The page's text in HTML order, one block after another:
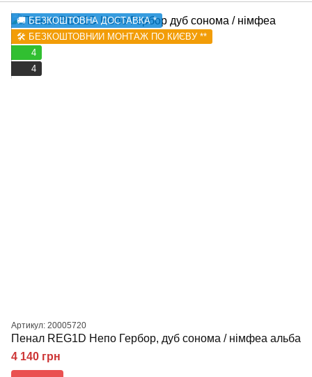
🚚 БЕЗКОШТОВНА ДОСТАВКА *
🛠️ БЕЗКОШТОВНИЙ МОНТАЖ ПО КИЄВУ **
4
4
Артикул: 20005720
Пенал REG1D Непо Гербор, дуб сонома / німфеа альба
4 140 грн